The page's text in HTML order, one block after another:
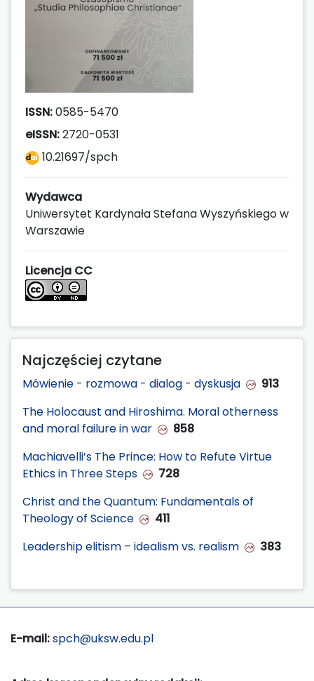
ISSN:0585-5470
eISSN:2720-0531
10.21697/spch
Wydawca
Uniwersytet Kardynała Stefana Wyszyńskiego w
Warszawie
Licencja CC
Najczęściej czytane
Mówienie - rozmowa - dialog - dyskusja
913
The Holocaust and Hiroshima. Moral otherness
and moral failure in war
858
Machiavelli’s The Prince: How to Refute Virtue
Ethics in Three Steps
728
Christ and the Quantum: Fundamentals of
Theology of Science
411
Leadership elitism – idealism vs. realism
383
E-mail:spch@uksw.edu.pl